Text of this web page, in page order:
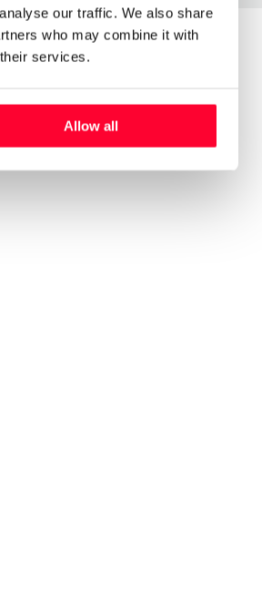
our traffic. We also share
who may combine it with
services.
Allow all